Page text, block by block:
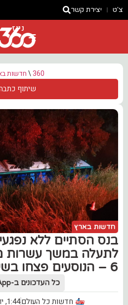
צ'ט יצירת קשר
ניוז
360
\חדשות
שיתוף
חדשות בארץ
בנס הסתיים ללא
לתעלה במשך עשרות
6 – הנוסעים פצחו בשירה והודיה
כל העדכונים ב-WhatsApp
חדשות כל העולם1:44, יום ראשון (24.03)